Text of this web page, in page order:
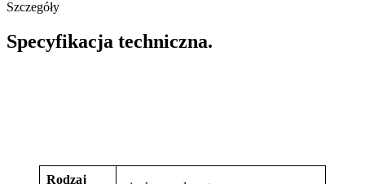
Szczegóły
Specyfikacja techniczna.
Rodzaj